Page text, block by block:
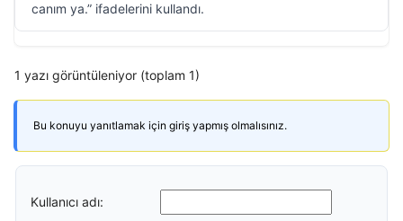
canım ya.” ifadelerini kullandı.
1 yazı görüntüleniyor (toplam 1)
Bu konuyu yanıtlamak için giriş yapmış olmalısınız.
Kullanıcı adı: